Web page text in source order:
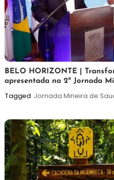
26
de
fevereiro
Maurilio
BELO HORIZONTE |
apresentada na 2ª Jornada
Tagged Jornada Mineira de